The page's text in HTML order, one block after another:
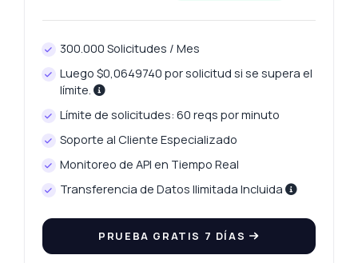
300.000 Solicitudes / Mes
Luego $0,0649740 por solicitud si se supera el
límite.
Límite de solicitudes: 60 reqs por minuto
Soporte al Cliente Especializado
Monitoreo de API en Tiempo Real
Transferencia de Datos Ilimitada Incluida
PRUEBA GRATIS 7 DÍAS
Respondido por Zyla AI · Prefiero preguntar a Soporte